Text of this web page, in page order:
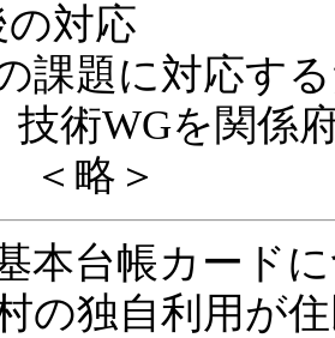
対応
課題に対応す
技術WGを関係
＞
本台帳カード
の独自利用が